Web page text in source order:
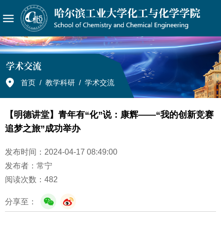
学术交流
首页 / 教学科研 / 学术交流
【明德讲堂】青年有“化”说：康辉——“我的创新竞赛
追梦之旅”成功举办
发布时间：2024-04-17 08:49:00
发布者：常宁
阅读次数： 482
分享至：